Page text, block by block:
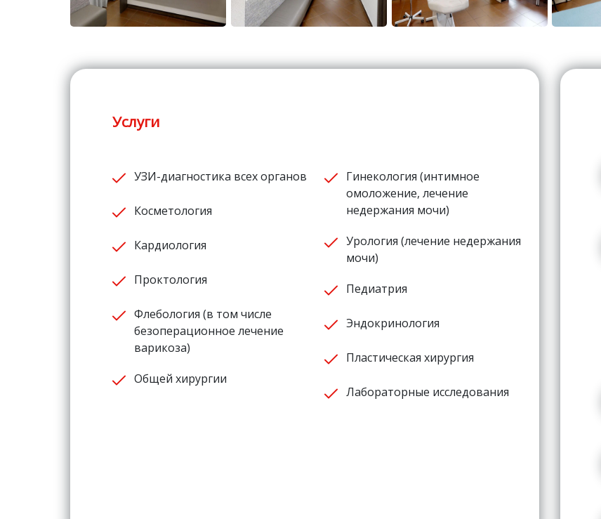
Услуги
УЗИ-диагностика всех органов
Косметология
Кардиология
Проктология
Флебология (в том числе
безоперационное лечение
варикоза)
Общей хирургии
Гинекология (интимное
омоложение, лечение
недержания мочи)
Урология (лечение недержания
мочи)
Педиатрия
Эндокринология
Пластическая хирургия
Лабораторные исследования